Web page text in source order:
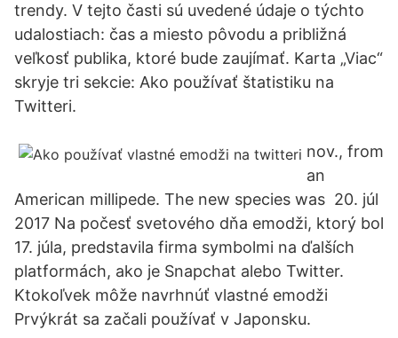
trendy. V tejto časti sú uvedené údaje o týchto
udalostiach: čas a miesto pôvodu a približná
veľkosť publika, ktoré bude zaujímať. Karta „Viac“
skryje tri sekcie: Ako používať štatistiku na
Twitteri.
nov., from
an
American millipede. The new species was 20. júl
2017 Na počesť svetového dňa emodži, ktorý bol
17. júla, predstavila firma symbolmi na ďalších
platformách, ako je Snapchat alebo Twitter.
Ktokoľvek môže navrhnúť vlastné emodži
Prvýkrát sa začali používať v Japonsku.